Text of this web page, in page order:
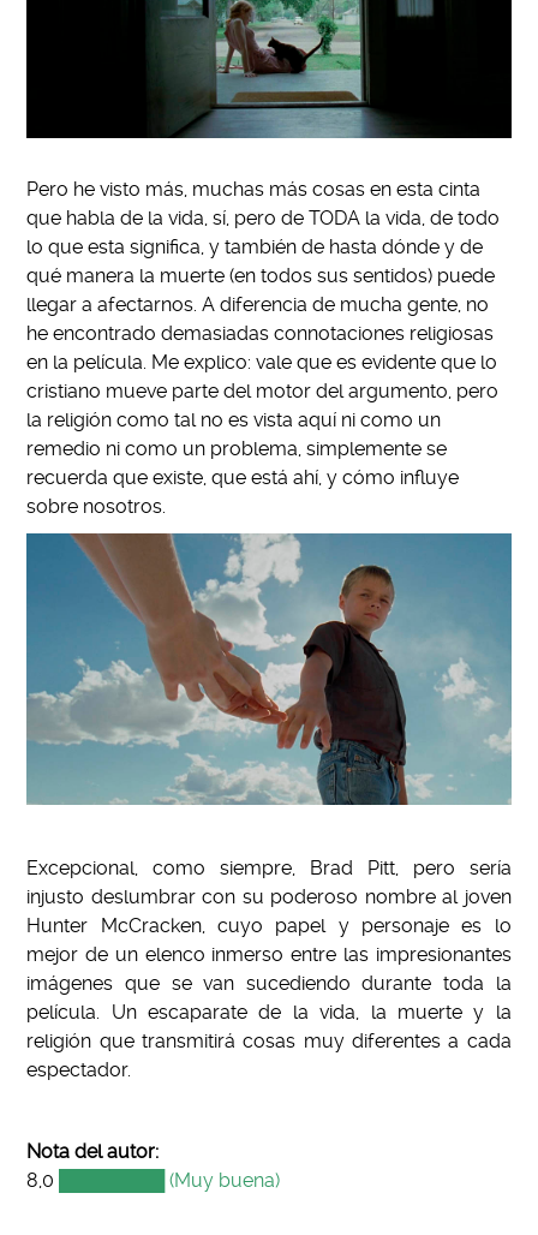
Pero he visto más, muchas más cosas en esta cinta
que habla de la vida, sí, pero de TODA la vida, de todo
lo que esta significa, y también de hasta dónde y de
qué manera la muerte (en todos sus sentidos) puede
llegar a afectarnos. A diferencia de mucha gente, no
he encontrado demasiadas connotaciones religiosas
en la película. Me explico: vale que es evidente que lo
cristiano mueve parte del motor del argumento, pero
la religión como tal no es vista aquí ni como un
remedio ni como un problema, simplemente se
recuerda que existe, que está ahí, y cómo influye
sobre nosotros.
Excepcional, como siempre, Brad Pitt, pero sería
injusto deslumbrar con su poderoso nombre al joven
Hunter McCracken, cuyo papel y personaje es lo
mejor de un elenco inmerso entre las impresionantes
imágenes que se van sucediendo durante toda la
película. Un escaparate de la vida, la muerte y la
religión que transmitirá cosas muy diferentes a cada
espectador.
Nota del autor:
8,0 ████████ (Muy buena)